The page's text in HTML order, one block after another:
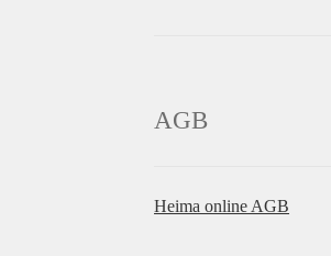
AGB
Heima online AGB